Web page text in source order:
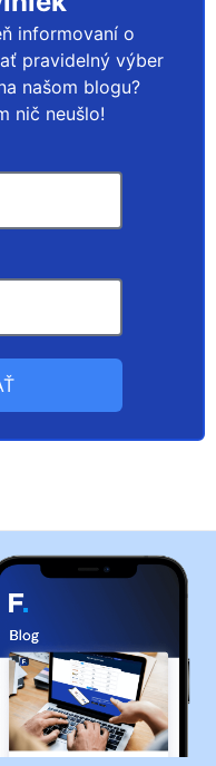
informovaní o
pravidelný výber
našom blogu?
nič neušlo!